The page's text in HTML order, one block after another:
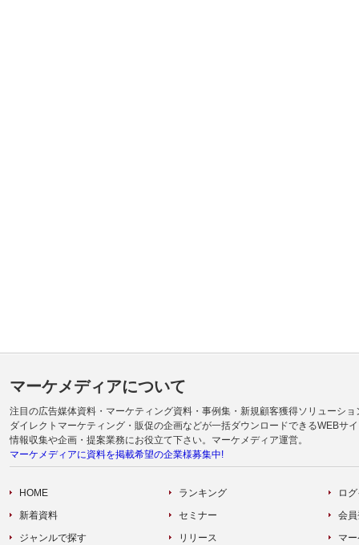
マーケメディアについて
注目の広告媒体資料・マーケティング資料・事例集・新規顧客獲得ソリューショ
ダイレクトマーケティング・販促の企画などが一括ダウンロードできるWEBサ
情報収集や企画・提案業務にお役立て下さい。マーケメディア運営。
マーケメディアに資料を掲載希望の企業様募集中!
HOME
新着資料
ジャンルで探す
ランキング
セミナー
リリース
ロ
会
マ